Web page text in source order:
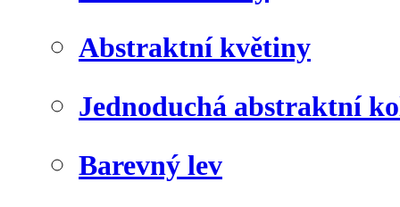
Abstraktní květiny
Jednoduchá abstraktní
Barevný lev